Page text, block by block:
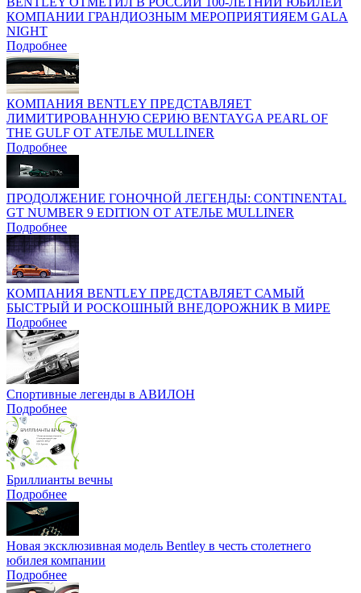
КОМПАНИИ ГРАНДИОЗНЫМ МЕРОПРИЯТИЯЕМ GALA
NIGHT
Подробнее
КОМПАНИЯ BENTLEY ПРЕДСТАВЛЯЕТ
ЛИМИТИРОВАННУЮ СЕРИЮ BENTAYGA PEARL OF
THE GULF ОТ АТЕЛЬЕ MULLINER
Подробнее
ПРОДОЛЖЕНИЕ ГОНОЧНОЙ ЛЕГЕНДЫ: CONTINENTAL
GT NUMBER 9 EDITION ОТ АТЕЛЬЕ MULLINER
Подробнее
КОМПАНИЯ BENTLEY ПРЕДСТАВЛЯЕТ САМЫЙ
БЫСТРЫЙ И РОСКОШНЫЙ ВНЕДОРОЖНИК В МИРЕ
Подробнее
Спортивные легенды в АВИЛОН
Подробнее
Бриллианты вечны
Подробнее
Новая эксклюзивная модель Bentley в честь столетнего
юбилея компании
Подробнее